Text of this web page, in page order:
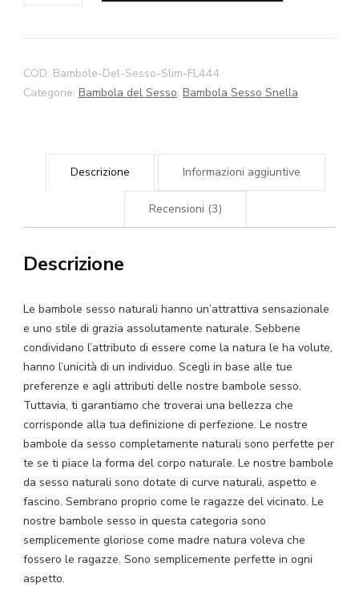
Del
140cm
158cm
Bambole
Naturale
COD: Bambole-Del-Sesso-Slim-FL444
Categorie: Bambola del Sesso, Bambola Sesso Snella
Descrizione Informazioni aggiuntive
Recensioni (3)
Descrizione
Le bambole sesso naturali hanno un’attrattiva sensazionale
e uno stile di grazia assolutamente naturale. Sebbene
condividano l’attributo di essere come la natura le ha volute,
hanno l’unicità di un individuo. Scegli in base alle tue
preferenze e agli attributi delle nostre bambole sesso.
Tuttavia, ti garantiamo che troverai una bellezza che
corrisponde alla tua definizione di perfezione. Le nostre
bambole da sesso completamente naturali sono perfette per
te se ti piace la forma del corpo naturale. Le nostre bambole
da sesso naturali sono dotate di curve naturali, aspetto e
fascino. Sembrano proprio come le ragazze del vicinato. Le
nostre bambole sesso in questa categoria sono
semplicemente gloriose come madre natura voleva che
fossero le ragazze. Sono semplicemente perfette in ogni
aspetto.